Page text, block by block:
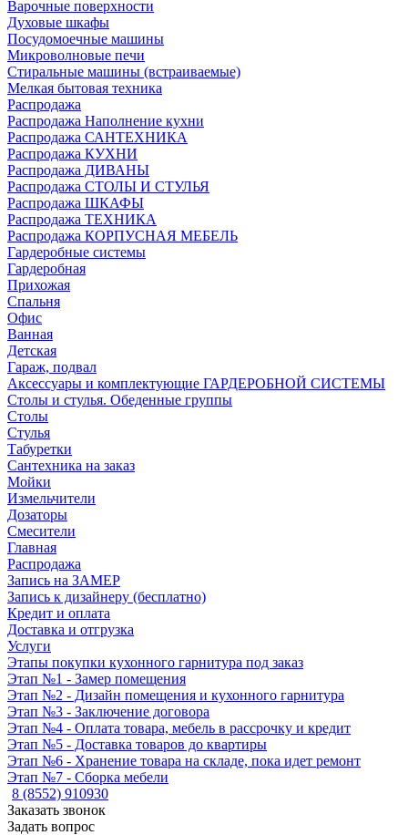
Варочные поверхности
Духовые шкафы
Посудомоечные машины
Микроволновые печи
Стиральные машины (встраиваемые)
Мелкая бытовая техника
Распродажа
Распродажа Наполнение кухни
Распродажа САНТЕХНИКА
Распродажа КУХНИ
Распродажа ДИВАНЫ
Распродажа СТОЛЫ И СТУЛЬЯ
Распродажа ШКАФЫ
Распродажа ТЕХНИКА
Распродажа КОРПУСНАЯ МЕБЕЛЬ
Гардеробные системы
Гардеробная
Прихожая
Спальня
Офис
Ванная
Детская
Гараж, подвал
Аксессуары и комплектующие ГАРДЕРОБНОЙ СИСТЕМЫ
Столы и стулья. Обеденные группы
Столы
Стулья
Табуретки
Сантехника на заказ
Мойки
Измельчители
Дозаторы
Смесители
Главная
Распродажа
Запись на ЗАМЕР
Запись к дизайнеру (бесплатно)
Кредит и оплата
Доставка и отгрузка
Услуги
Этапы покупки кухонного гарнитура под заказ
Этап №1 - Замер помещения
Этап №2 - Дизайн помещения и кухонного гарнитура
Этап №3 - Заключение договора
Этап №4 - Оплата товара, мебель в рассрочку и кредит
Этап №5 - Доставка товаров до квартиры
Этап №6 - Хранение товара на складе, пока идет ремонт
Этап №7 - Сборка мебели
8 (8552) 910930
Заказать звонок
Задать вопрос